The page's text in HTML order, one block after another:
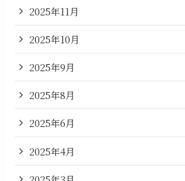
2025年11月
2025年10月
2025年9月
2025年8月
2025年6月
2025年4月